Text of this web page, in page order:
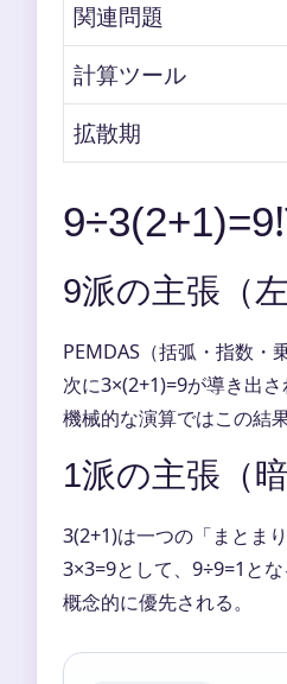
関連問題
計算ツール
拡散期
9派の主張（
PEMDAS（括弧・指数・
次に3×(2+1)=9が導き出さ
機械的な演算ではこの結
1派の主張（
3(2+1)は一つの「まとま
3×3=9として、9÷9=1とな
概念的に優先される。